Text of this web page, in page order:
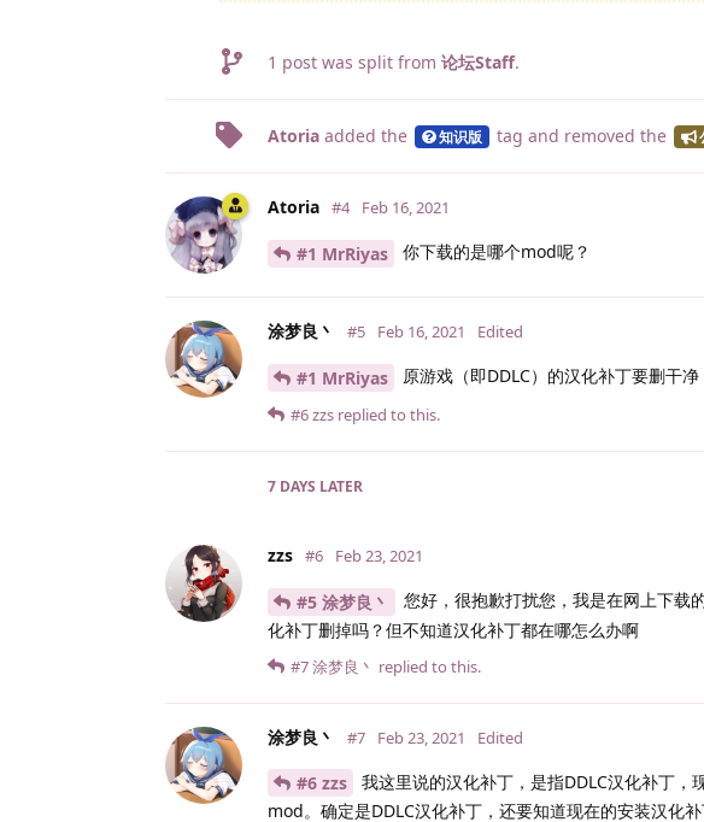
1 post was split from 论坛Staff.
Atoria added the 知识版 tag and removed the
Atoria #4 Feb 16, 2021
#1 MrRiyas 你下载的是哪个mod呢？
涂梦良丶 #5 Feb 16, 2021 Edited
#1 MrRiyas 原游戏（即DDLC）的汉化补丁要删干净
#6zzs replied to this.
7 DAYS LATER
zzs #6 Feb 23, 2021
#5 涂梦良丶
您好，很抱歉打扰您，我是在网上下载
化补丁删掉吗？但不知道汉化补丁都在哪怎么办啊
#7涂梦良丶 replied to this.
涂梦良丶 #7 Feb 23, 2021 Edited
#6 zzs
我这里说的汉化补丁，是指DDLC汉化补丁
mod。确定是DDLC汉化补丁，还要知道现在的安装汉化